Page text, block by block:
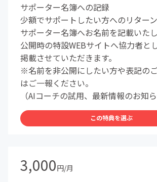
サポーター名簿への記録
少額でサポートしたい方へのリターン
サポーター名簿へお名前を記載いたし
公開時の特設WEBサイトへ協力者と
掲載させていただきます。
※名前を非公開にしたい方や表記の
はご一報ください。
（AIコーチの試用、最新情報のお知ら
この特典を選ぶ
3,000円/月